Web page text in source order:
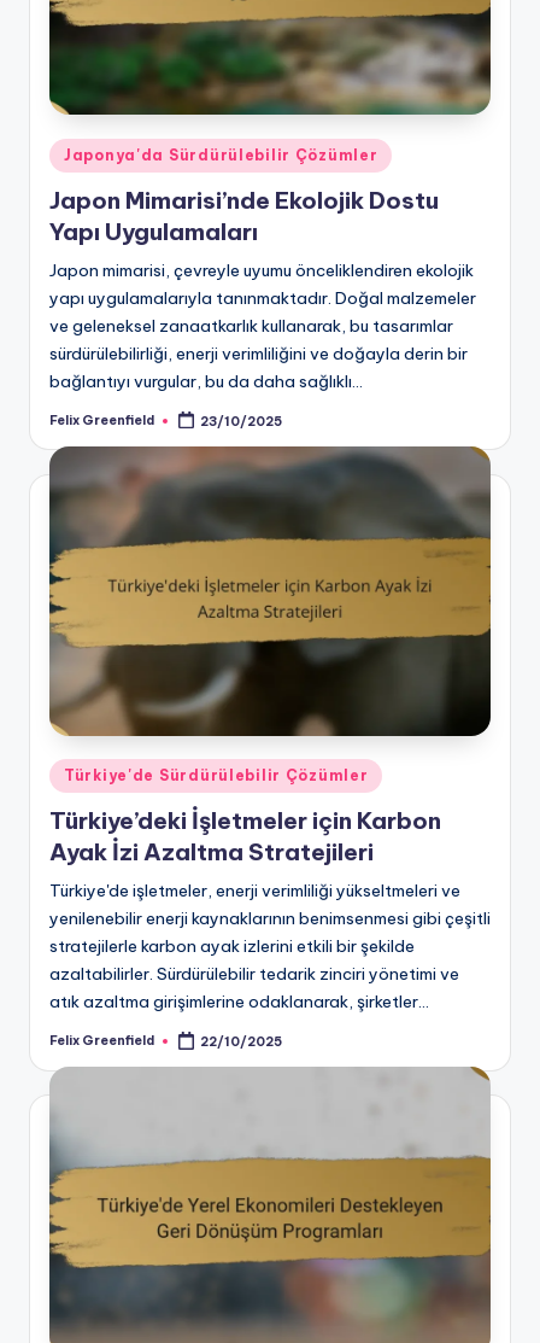
Posted
in
Japonya'da Sürdürülebilir Çözümler
Japon Mimarisi’nde Ekolojik Dostu
Yapı Uygulamaları
Japon mimarisi, çevreyle uyumu önceliklendiren ekolojik
yapı uygulamalarıyla tanınmaktadır. Doğal malzemeler
ve geleneksel zanaatkarlık kullanarak, bu tasarımlar
sürdürülebilirliği, enerji verimliliğini ve doğayla derin bir
bağlantıyı vurgular, bu da daha sağlıklı…
Posted
Felix Greenfield 23/10/2025
Posted
in
Türkiye'de Sürdürülebilir Çözümler
Türkiye’deki İşletmeler için Karbon
Ayak İzi Azaltma Stratejileri
Türkiye'de işletmeler, enerji verimliliği yükseltmeleri ve
yenilenebilir enerji kaynaklarının benimsenmesi gibi çeşitli
stratejilerle karbon ayak izlerini etkili bir şekilde
azaltabilirler. Sürdürülebilir tedarik zinciri yönetimi ve
atık azaltma girişimlerine odaklanarak, şirketler…
Posted
Felix Greenfield 22/10/2025